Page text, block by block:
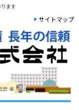
ます
サイトマップ